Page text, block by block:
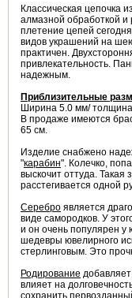
Классическая цепочкa
алмазной обработкой и
плетение цепей
видов украшений на
практичен.
привлекательность.
надежным.
Приблизительные
Ширина 5.0 мм/
В продаже имеются
65 см.
Изделие снабжено
"карабин". Колечко,
выскочит оттуда. Такая
расстегивается одной
Серебро является
виде самородков. У
и он очень популярен у
шедевры ювелирного
стерлинговым. Это
Родирование
влияет на